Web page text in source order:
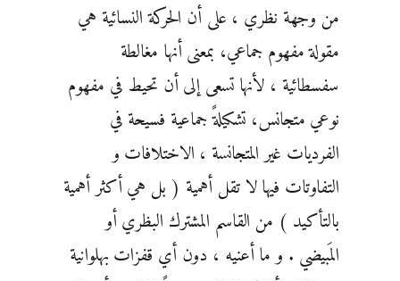
من وجهة نظري ، على أن الحركة النسائية هي
مقولة مفهوم جماعي، بمعنى أنها مغالطة
سفسطائية ، لأنها تسعى إلى أن تحيط في مفهوم
نوعي متجانس، تشكيلةً جماعية فسيحة في
الفرديات غير المتجانسة ، الاختلافات و
التفاوتات فيها لا تقل أهمية ( بل هي أكثر أهمية
بالتأكيد ) من القاسم المشترك البظري أو
المَبيضي . و ما أعنيه ، دون أي قفزات بهلوانية